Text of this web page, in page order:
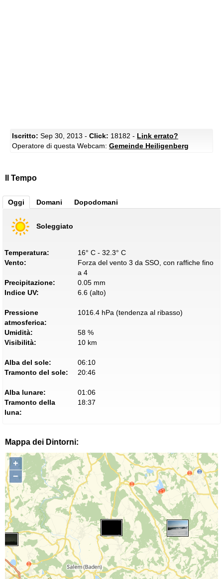
Iscritto: Sep 30, 2013 - Click: 18182 - Link errato?
Operatore di questa Webcam: Gemeinde Heiligenberg
Il Tempo
Oggi Domani Dopodomani
Soleggiato
Temperatura:
16° C - 32.3° C
Vento:
Forza del vento 3 da SSO, con raffiche fino
a 4
Precipitazione:
0.05 mm
Indice UV:
6.6 (alto)
Pressione
atmosferica:
1016.4 hPa (tendenza al ribasso)
Umidità:
58 %
Visibilità:
10 km
Alba del sole:
06:10
Tramonto del sole:
20:46
Alba lunare:
01:06
Tramonto della
luna:
18:37
Mappa dei Dintorni:
+
−